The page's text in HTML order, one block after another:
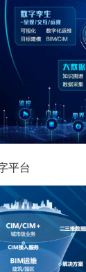
平台